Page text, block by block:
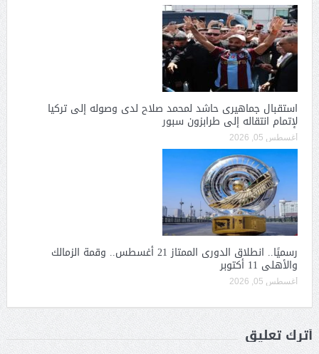
استقبال جماهيرى حاشد لمحمد صلاح لدى وصوله إلى تركيا
لإتمام انتقاله إلى طرابزون سبور
أغسطس 05, 2026
رسميًا.. انطلاق الدورى الممتاز 21 أغسطس.. وقمة الزمالك
والأهلى 11 أكتوبر
أغسطس 05, 2026
أترك تعليق